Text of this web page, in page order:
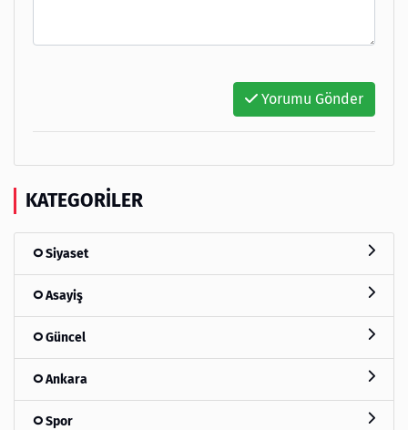
Yorumu Gönder
KATEGORILER
Siyaset
Asayiş
Güncel
Ankara
Spor